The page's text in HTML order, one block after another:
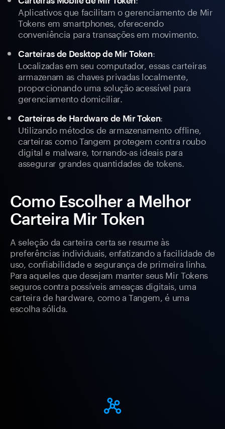
Aplicativos que facilitam o gerenciamento de Mir
Tokens em smartphones, oferecendo
conveniência para transações em movimento.
Carteiras de Desktop de Mir Token:
Localizadas em seu computador, essas carteiras
armazenam as chaves privadas localmente,
proporcionando uma solução acessível para
gerenciamento domiciliar.
Carteiras de Hardware de Mir Token:
Utilizando métodos de armazenamento offline,
carteiras como Tangem protegem contra roubo
digital e malware, tornando-as ideais para
assegurar grandes quantidades de tokens.
Como Escolher a Melhor
Carteira Mir Token
A seleção da carteira certa se resume às
preferências individuais, enfatizando a facilidade de
uso, confiabilidade e segurança de primeira linha.
Para aqueles que desejam manter seus Mir Tokens
seguros contra possíveis ameaças digitais, uma
carteira de hardware, como a Tangem, é uma
escolha sólida.